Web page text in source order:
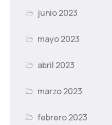
junio 2023
mayo 2023
abril 2023
marzo 2023
febrero 2023